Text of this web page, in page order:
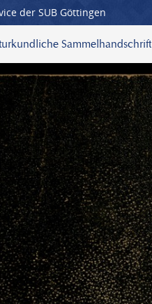
der SUB Göttingen
Sammelhandschrift